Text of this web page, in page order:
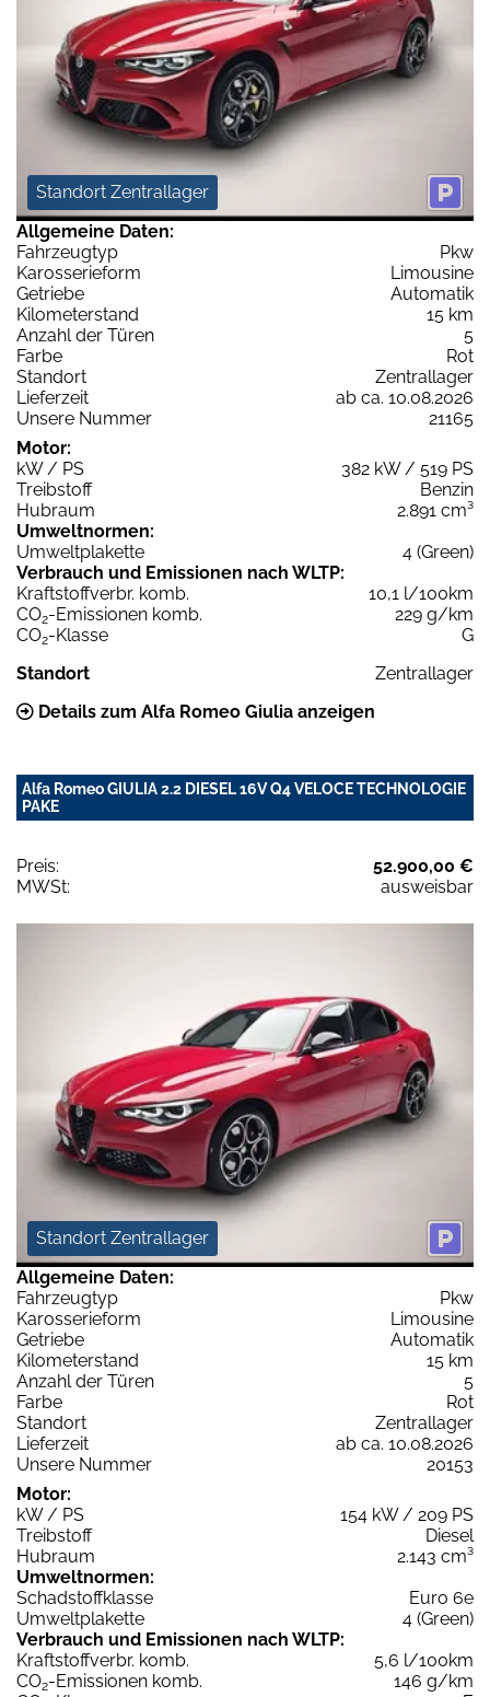
Standort Zentrallager
Allgemeine Daten:
Fahrzeugtyp
Pkw
Karosserieform
Limousine
Getriebe
Automatik
Kilometerstand
15 km
Anzahl der Türen
5
Farbe
Rot
Standort
Zentrallager
Lieferzeit
ab ca. 10.08.2026
Unsere Nummer
21165
Motor:
kW / PS
382 kW / 519 PS
Treibstoff
Benzin
Hubraum
2.891 cm³
Umweltnormen:
Umweltplakette
4 (Green)
Verbrauch und Emissionen nach WLTP:
Kraftstoffverbr. komb.
10,1 l/100km
CO2-Emissionen komb.
229 g/km
CO2-Klasse
G
Standort
Zentrallager
Details zum Alfa Romeo Giulia anzeigen
Alfa Romeo GIULIA 2.2 DIESEL 16V Q4 VELOCE TECHNOLOGIE
PAKE
Preis:
52.900,00 €
MWSt:
ausweisbar
Standort Zentrallager
Allgemeine Daten:
Fahrzeugtyp
Pkw
Karosserieform
Limousine
Getriebe
Automatik
Kilometerstand
15 km
Anzahl der Türen
5
Farbe
Rot
Standort
Zentrallager
Lieferzeit
ab ca. 10.08.2026
Unsere Nummer
20153
Motor:
kW / PS
154 kW / 209 PS
Treibstoff
Diesel
Hubraum
2.143 cm³
Umweltnormen:
Schadstoffklasse
Euro 6e
Umweltplakette
4 (Green)
Verbrauch und Emissionen nach WLTP:
Kraftstoffverbr. komb.
5,6 l/100km
CO2-Emissionen komb.
146 g/km